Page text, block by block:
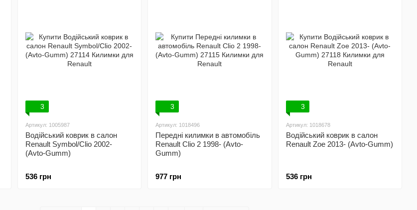
3
Артикул: 1005987
Водійський коврик в салон
Renault Symbol/Clio 2002-
(Avto-Gumm)
536 грн
3
Артикул: 1018496
Передні килимки в автомобіль
Renault Clio 2 1998- (Avto-
Gumm)
977 грн
3
Артикул: 1018678
Водійський коврик в салон
Renault Zoe 2013- (Avto-Gumm)
536 грн